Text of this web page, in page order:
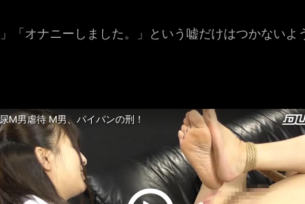
「オナニーしました。」という嘘だけはつかないよ